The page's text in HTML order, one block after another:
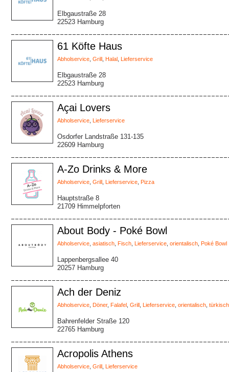
Elbgaustraße 28
22523 Hamburg
61 Köfte Haus
Abholservice Grill Halal Lieferservice
Elbgaustraße 28
22523 Hamburg
Açai Lovers
Abholservice Lieferservice
Osdorfer Landstraße 131-135
22609 Hamburg
A-Zo Drinks & More
Abholservice Grill Lieferservice Pizza
Hauptstraße 8
21709 Himmelpforten
About Body - Poké Bowl
Abholservice asiatisch Fisch Lieferservice orientalisch Poké Bowl
Lappenbergsallee 40
20257 Hamburg
Ach der Deniz
Abholservice Döner, Falafel Grill Lieferservice orientalisch türkisch
Bahrenfelder Straße 120
22765 Hamburg
Acropolis Athens
Abholservice Grill Lieferservice